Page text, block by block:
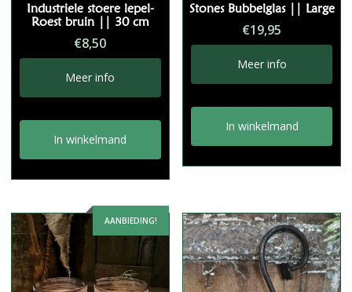
Industriele stoere lepel-
Roest bruin || 30 cm
€8,50
Meer info
In winkelmand
Stones Bubbelglas || Large
€19,95
Meer info
In winkelmand
AANBIEDING!